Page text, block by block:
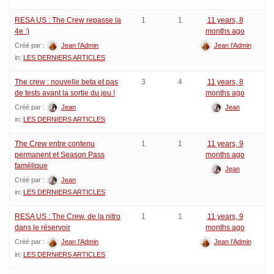
RESA US : The Crew repasse la
4e :)
Créé par :
Jean l’Admin
in:
LES DERNIERS ARTICLES
1 1
11 years, 8
months ago
Jean l’Admin
The crew : nouvelle beta et pas
de tests avant la sortie du jeu !
Créé par :
Jean
in:
LES DERNIERS ARTICLES
3 4
11 years, 8
months ago
Jean
The Crew entre contenu
permanent et Season Pass
famélique
Créé par :
Jean
in: LES DERNIERS ARTICLES
1 1
11 years, 9
months ago
Jean
RESA US : The Crew, de la nitro
dans le réservoir
Créé par :
Jean l’Admin
in: LES DERNIERS ARTICLES
1 1
11 years, 9
months ago
Jean l’Admin